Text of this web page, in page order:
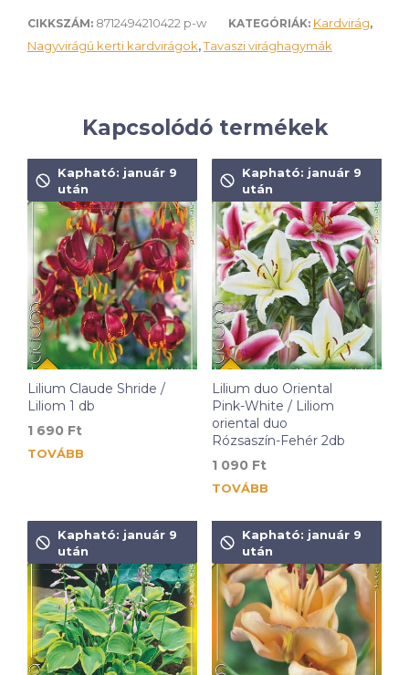
CIKKSZÁM: 8712494210422 p-w KATEGÓRIÁK: Kardvirág,
Nagyvirágú kerti kardvirágok,Tavaszi virághagymák
Kapcsolódó termékek
Lilium Claude Shride /
Liliom 1 db
1 690 Ft
Kapható: január 9
után
TOVÁBB
Lilium duo Oriental
Pink-White / Liliom
oriental duo
Rózsaszín-Fehér 2db
1 090 Ft
Kapható: január 9
után
TOVÁBB
Kapható: január 9
után
Kapható: január 9
után